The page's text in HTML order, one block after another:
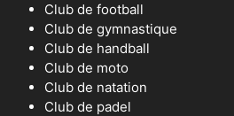
Club de football
Club de gymnastique
Club de handball
Club de moto
Club de natation
Club de padel